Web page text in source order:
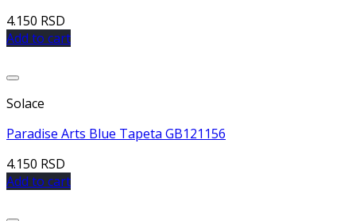
4.150 RSD
Add to cart
Solace
Paradise Arts Blue Tapeta GB121156
4.150 RSD
Add to cart